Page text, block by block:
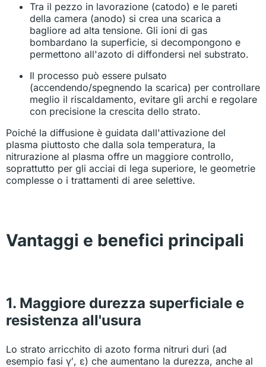
Tra il pezzo in lavorazione (catodo) e le pareti
della camera (anodo) si crea una scarica a
bagliore ad alta tensione. Gli ioni di gas
bombardano la superficie, si decompongono e
permettono all'azoto di diffondersi nel substrato.
Il processo può essere pulsato
(accendendo/spegnendo la scarica) per controllare
meglio il riscaldamento, evitare gli archi e regolare
con precisione la crescita dello strato.
Poiché la diffusione è guidata dall'attivazione del
plasma piuttosto che dalla sola temperatura, la
nitrurazione al plasma offre un maggiore controllo,
soprattutto per gli acciai di lega superiore, le geometrie
complesse o i trattamenti di aree selettive.
Vantaggi e benefici principali
1. Maggiore durezza superficiale e
resistenza all'usura
Lo strato arricchito di azoto forma nitruri duri (ad
esempio fasi γ′, ε) che aumentano la durezza, anche al